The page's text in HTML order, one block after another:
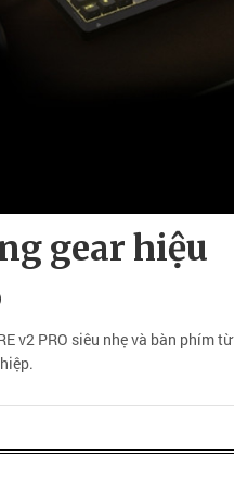
gear hiệu
v2 PRO siêu nhẹ và bàn phím từ